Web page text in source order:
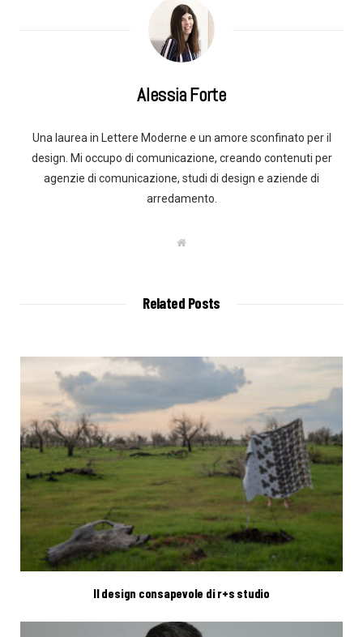
Alessia Forte
Una laurea in Lettere Moderne e un amore sconfinato per il
design. Mi occupo di comunicazione, creando contenuti per
agenzie di comunicazione, studi di design e aziende di
arredamento.
W
Related Posts
Il design consapevole di r+s studio